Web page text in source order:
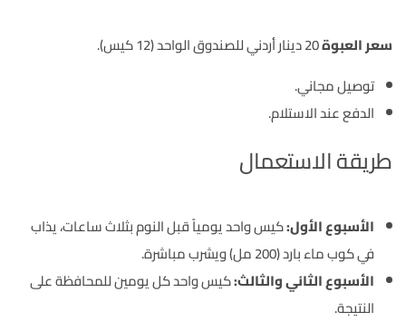
سعر العبوة20 دينار أردني للصندوق الواحد (12 كيس).
توصيل مجاني.
الدفع عند الاستلام.
طريقة الاستعمال
الأسبوع الأول:كيس واحد يومياً قبل النوم بثلاث ساعات، يذاب
في كوب ماء بارد (200 مل) ويشرب مباشرة.
الأسبوع الثاني والثالث:كيس واحد كل يومين للمحافظة على
النتيجة.